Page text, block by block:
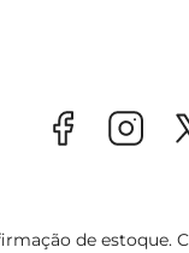
de estoque.